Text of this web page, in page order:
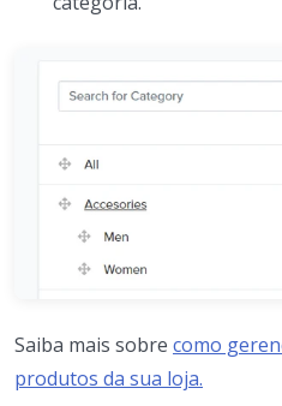
Saiba mais sobre como
produtos da sua loja.